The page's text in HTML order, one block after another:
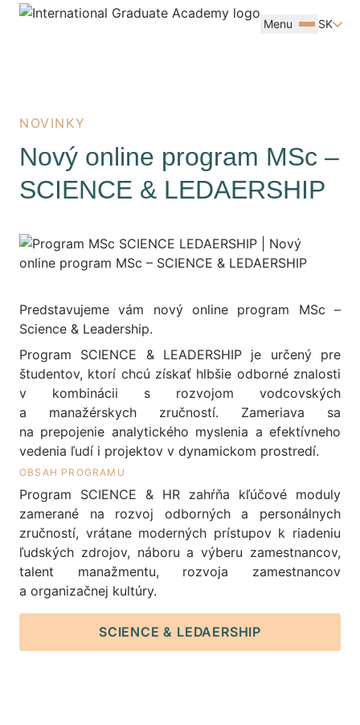
Menu SK
NOVINKY
Nový online program MSc –
SCIENCE & LEDAERSHIP
Predstavujeme vám nový online program MSc –
Science & Leadership.
Program SCIENCE & LEADERSHIP je určený pre
študentov, ktorí chcú získať hlbšie odborné znalosti
v kombinácii s rozvojom vodcovských
a manažérskych zručností. Zameriava sa
na prepojenie analytického myslenia a efektívneho
vedenia ľudí i projektov v dynamickom prostredí.
OBSAH PROGRAMU
Program SCIENCE & HR zahŕňa kľúčové moduly
zamerané na rozvoj odborných a personálnych
zručností, vrátane moderných prístupov k riadeniu
ľudských zdrojov, náboru a výberu zamestnancov,
talent manažmentu, rozvoja zamestnancov
a organizačnej kultúry.
SCIENCE & LEDAERSHIP